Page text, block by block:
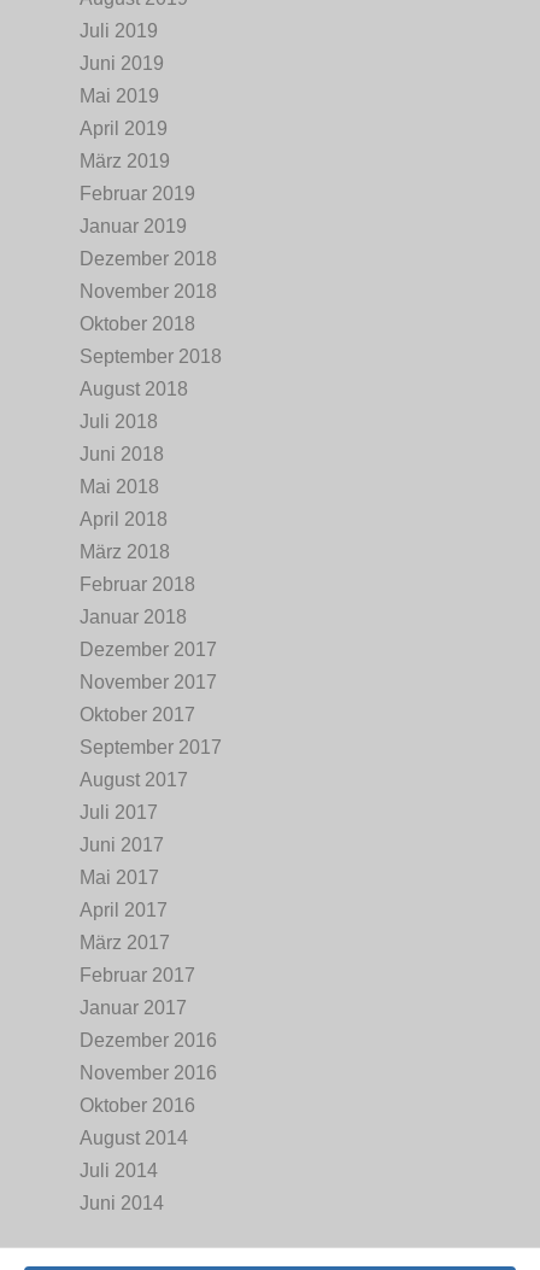
Juli 2019
Juni 2019
Mai 2019
April 2019
März 2019
Februar 2019
Januar 2019
Dezember 2018
November 2018
Oktober 2018
September 2018
August 2018
Juli 2018
Juni 2018
Mai 2018
April 2018
März 2018
Februar 2018
Januar 2018
Dezember 2017
November 2017
Oktober 2017
September 2017
August 2017
Juli 2017
Juni 2017
Mai 2017
April 2017
März 2017
Februar 2017
Januar 2017
Dezember 2016
November 2016
Oktober 2016
August 2014
Juli 2014
Juni 2014